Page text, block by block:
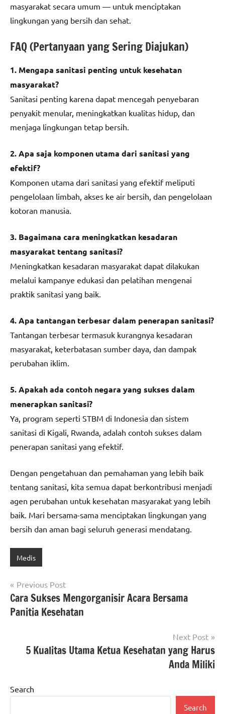
masyarakat secara umum — untuk menciptakan
lingkungan yang bersih dan sehat.
FAQ (Pertanyaan yang Sering Diajukan)
1. Mengapa sanitasi penting untuk kesehatan
masyarakat?
Sanitasi penting karena dapat mencegah penyebaran
penyakit menular, meningkatkan kualitas hidup, dan
menjaga lingkungan tetap bersih.
2. Apa saja komponen utama dari sanitasi yang
efektif?
Komponen utama dari sanitasi yang efektif meliputi
pengelolaan limbah, akses ke air bersih, dan pengelolaan
kotoran manusia.
3. Bagaimana cara meningkatkan kesadaran
masyarakat tentang sanitasi?
Meningkatkan kesadaran masyarakat dapat dilakukan
melalui kampanye edukasi dan pelatihan mengenai
praktik sanitasi yang baik.
4. Apa tantangan terbesar dalam penerapan sanitasi?
Tantangan terbesar termasuk kurangnya kesadaran
masyarakat, keterbatasan sumber daya, dan dampak
perubahan iklim.
5. Apakah ada contoh negara yang sukses dalam
menerapkan sanitasi?
Ya, program seperti STBM di Indonesia dan sistem
sanitasi di Kigali, Rwanda, adalah contoh sukses dalam
penerapan sanitasi yang efektif.
Dengan pengetahuan dan pemahaman yang lebih baik
tentang sanitasi, kita semua dapat berkontribusi menjadi
agen perubahan untuk kesehatan masyarakat yang lebih
baik. Mari bersama-sama menciptakan lingkungan yang
bersih dan aman bagi seluruh generasi mendatang.
Medis
Post
navigation
Previous Post
Cara Sukses Mengorganisir Acara Bersama
Panitia Kesehatan
Next Post
5 Kualitas Utama Ketua Kesehatan yang Harus
Anda Miliki
Search
Search